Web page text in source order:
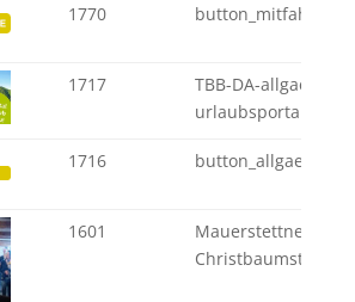
1770
1717
TBB-DA-allgaeu-
urlaubsportal
1716 button_allgaeu-
1601
Mauerstettner
Christbaumstadel